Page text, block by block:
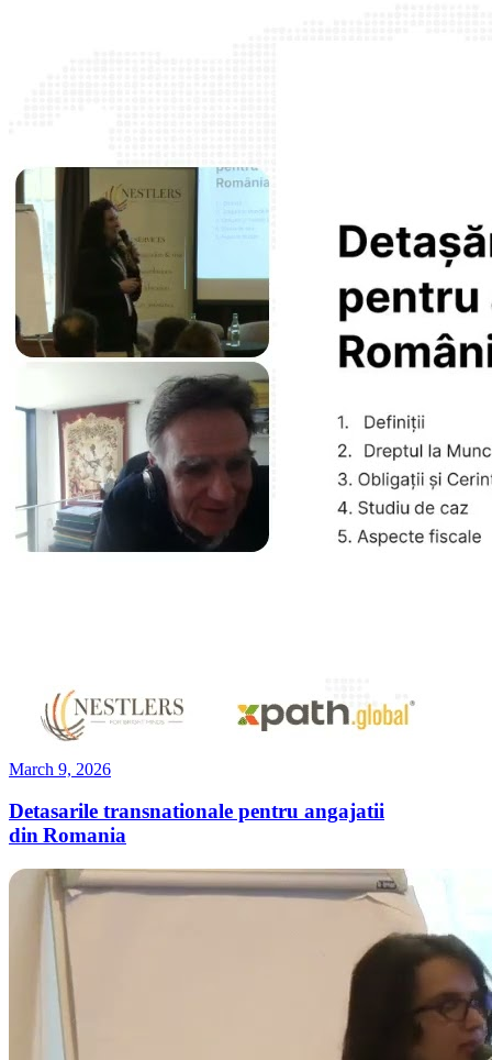
March 9, 2026
Detasarile transnationale pentru angajatii
din Romania